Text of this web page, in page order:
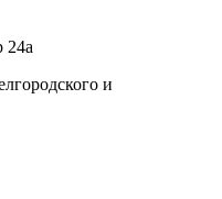
24а
и